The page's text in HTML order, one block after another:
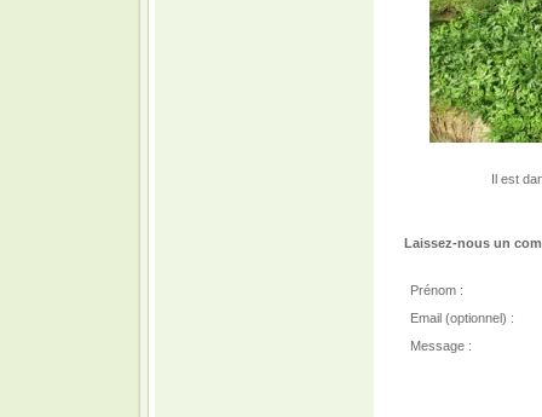
Il est
Laissez-nous un
Prénom :
Email (optionnel) :
Message :